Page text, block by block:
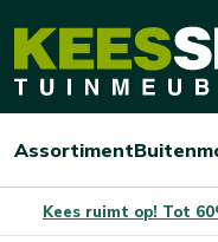
Open/sluit
Assortiment
Kees ruimt op! Tot
300,- Dit